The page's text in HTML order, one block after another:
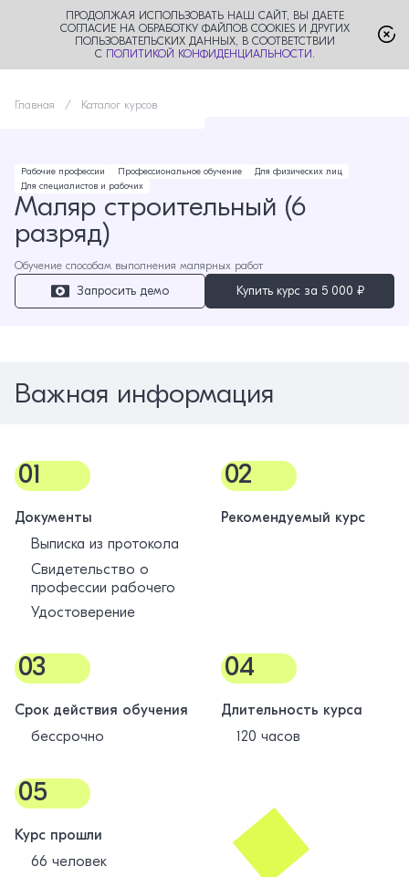
ПРОДОЛЖАЯ ИСПОЛЬЗОВАТЬ НАШ САЙТ, ВЫ ДАЕТЕ
СОГЛАСИЕ НА ОБРАБОТКУ ФАЙЛОВ COOKIES И ДРУГИХ
ПОЛЬЗОВАТЕЛЬСКИХ ДАННЫХ, В СООТВЕТСТВИИ
С ПОЛИТИКОЙ КОНФИДЕНЦИАЛЬНОСТИ .
Главная Каталог курсов
Рабочие профессии Профессиональное обучение
Для физических лиц
Для специалистов и рабочих
Маляр строительный (6
разряд)
Обучение способам выполнения малярных работ
Запросить демо Купить курс за 5 000 ₽
Важная информация
01
Документы
Выписка из протокола
Свидетельство о
профессии рабочего
Удостоверение
02
Рекомендуемый курс
03
Срок действия обучения
бессрочно
04
Длительность курса
120 часов
05
Курс прошли
66 человек